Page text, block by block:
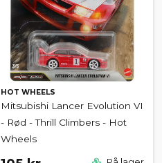
HOT WHEELS
Mitsubishi Lancer Evolution VI
- Rød - Thrill Climbers - Hot
Wheels